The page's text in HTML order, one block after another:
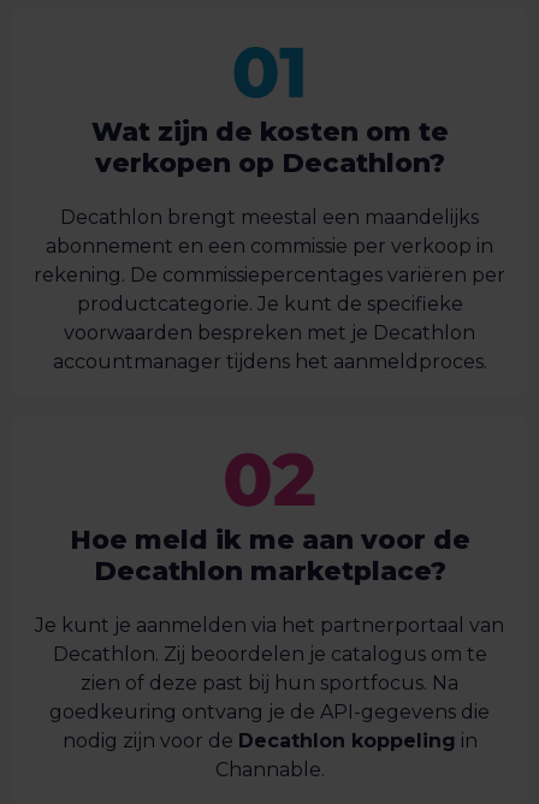
Wat zijn de kosten om te
verkopen op Decathlon?
Decathlon brengt meestal een maandelijks
abonnement en een commissie per verkoop in
rekening. De commissiepercentages variëren per
productcategorie. Je kunt de specifieke
voorwaarden bespreken met je Decathlon
accountmanager tijdens het aanmeldproces.
Hoe meld ik me aan voor de
Decathlon marketplace?
Je kunt je aanmelden via het partnerportaal van
Decathlon. Zij beoordelen je catalogus om te
zien of deze past bij hun sportfocus. Na
goedkeuring ontvang je de API-gegevens die
nodig zijn voor de Decathlon koppeling in
Channable.